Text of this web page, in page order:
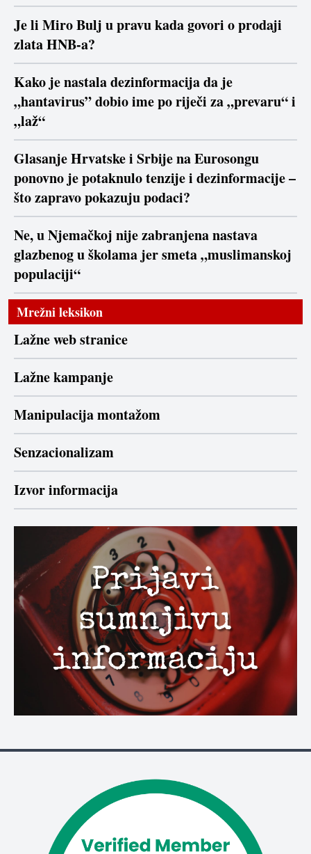
Je li Miro Bulj u pravu kada govori o prodaji
zlata HNB-a?
Kako je nastala dezinformacija da je
„hantavirus” dobio ime po riječi za „prevaru“ i
„laž“
Glasanje Hrvatske i Srbije na Eurosongu
ponovno je potaknulo tenzije i dezinformacije –
što zapravo pokazuju podaci?
Ne, u Njemačkoj nije zabranjena nastava
glazbenog u školama jer smeta „muslimanskoj
populaciji“
Mrežni leksikon
Lažne web stranice
Lažne kampanje
Manipulacija montažom
Senzacionalizam
Izvor informacija